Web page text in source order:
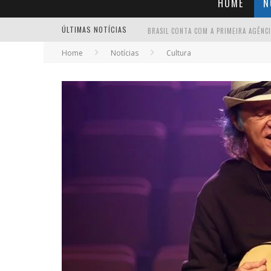
HOME
ÚLTIMAS NOTÍCIAS
Home Notícias Cultura